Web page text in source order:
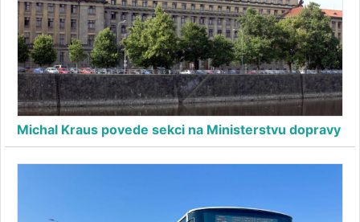
Michal Kraus povede sekci na Ministerstvu dopravy